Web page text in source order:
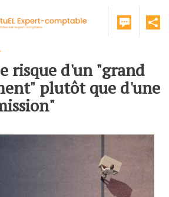
risque d'un "grand
plutôt que d'une